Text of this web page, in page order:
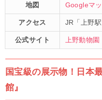
地図 Googleマ
アクセス JR「上野
公式サイト 上野動物園
国宝級の展示物！日本
館』